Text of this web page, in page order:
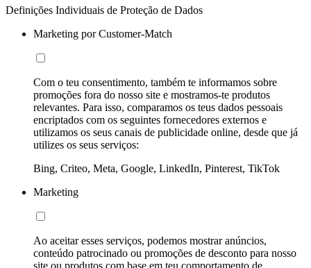
Definições Individuais de Proteção de Dados
Marketing por Customer-Match
Com o teu consentimento, também te informamos sobre
promoções fora do nosso site e mostramos-te produtos
relevantes. Para isso, comparamos os teus dados pessoais
encriptados com os seguintes fornecedores externos e
utilizamos os seus canais de publicidade online, desde que já
utilizes os seus serviços:
Bing, Criteo, Meta, Google, LinkedIn, Pinterest, TikTok
Marketing
Ao aceitar esses serviços, podemos mostrar anúncios,
conteúdo patrocinado ou promoções de desconto para nosso
site ou produtos com base em teu comportamento de